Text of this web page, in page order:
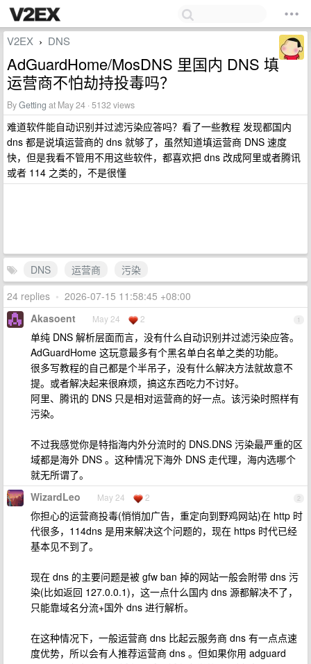
V2EX › DNS
AdGuardHome/MosDNS 里国内 DNS 填
运营商不怕劫持投毒吗？
ByGetting at May 24 · 5132 views
难道软件能自动识别并过滤污染应答吗？看了一些教程 发现都国内
dns 都是说填运营商的 dns 就够了，虽然知道填运营商 DNS 速度
快，但是我看不管用不用这些软件，都喜欢把 dns 改成阿里或者腾讯
或者 114 之类的，不是很懂
DNS 运营商
污染
24 replies • 2026-07-15 11:58:45 +08:00
1
Akasoent May 24 2
单纯 DNS 解析层面而言，没有什么自动识别并过滤污染应答。
AdGuardHome 这玩意最多有个黑名单白名单之类的功能。
很多写教程的自己都是个半吊子，没有什么解决方法就故意不
提。或者解决起来很麻烦，搞这东西吃力不讨好。
阿里、腾讯的 DNS 只是相对运营商的好一点。该污染时照样有
污染。
不过我感觉你是特指海内外分流时的 DNS.DNS 污染最严重的区
域都是海外 DNS 。这种情况下海外 DNS 走代理，海内选哪个
就无所谓了。
2
WizardLeo May 24 2
你担心的运营商投毒(悄悄加广告，重定向到野鸡网站)在 http 时
代很多，114dns 是用来解决这个问题的，现在 https 时代已经
基本见不到了。
现在 dns 的主要问题是被 gfw ban 掉的网站一般会附带 dns 污
染(比如返回 127.0.0.1)，这一点什么国内 dns 源都解决不了，
只能靠域名分流+国外 dns 进行解析。
在这种情况下，一般运营商 dns 比起云服务商 dns 有一点点速
度优势，所以会有人推荐运营商 dns 。但如果你用 adguard